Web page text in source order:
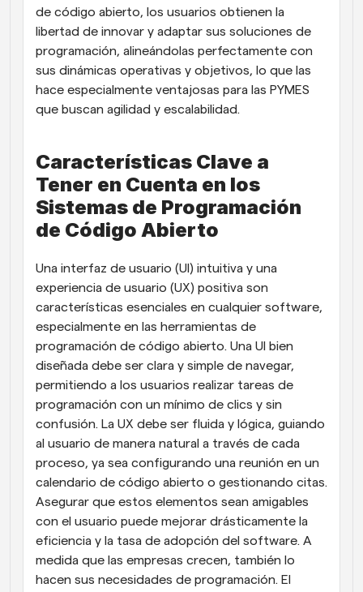
de código abierto, los usuarios obtienen la
libertad de innovar y adaptar sus soluciones de
programación, alineándolas perfectamente con
sus dinámicas operativas y objetivos, lo que las
hace especialmente ventajosas para las PYMES
que buscan agilidad y escalabilidad.
Características Clave a
Tener en Cuenta en los
Sistemas de Programación
de Código Abierto
Una interfaz de usuario (UI) intuitiva y una
experiencia de usuario (UX) positiva son
características esenciales en cualquier software,
especialmente en las herramientas de
programación de código abierto. Una UI bien
diseñada debe ser clara y simple de navegar,
permitiendo a los usuarios realizar tareas de
programación con un mínimo de clics y sin
confusión. La UX debe ser fluida y lógica, guiando
al usuario de manera natural a través de cada
proceso, ya sea configurando una reunión en un
calendario de código abierto o gestionando citas.
Asegurar que estos elementos sean amigables
con el usuario puede mejorar drásticamente la
eficiencia y la tasa de adopción del software. A
medida que las empresas crecen, también lo
hacen sus necesidades de programación. El